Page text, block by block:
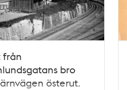
från
bro
österut.